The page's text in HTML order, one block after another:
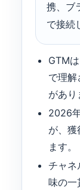
携、ブ
で接続
GTM
で理
があり
2026
が、獲
ます。
チャネ
味の一